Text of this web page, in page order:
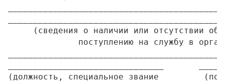
(сведения о наличии или отсутствии
поступлению на службу в
(должность, специальное звание